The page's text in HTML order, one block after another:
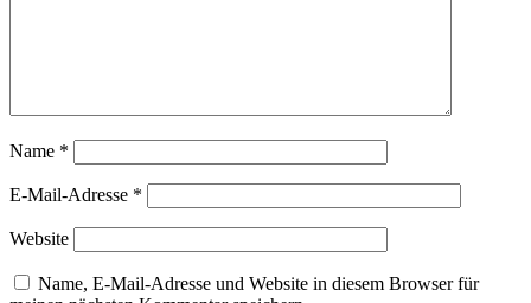
Name *
E-Mail-Adresse *
Website
Name, E-Mail-Adresse und Website in diesem Browser für